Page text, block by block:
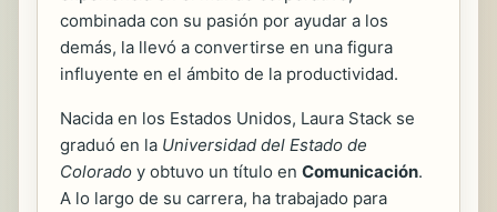
combinada con su pasión por ayudar a los
demás, la llevó a convertirse en una figura
influyente en el ámbito de la productividad.
Nacida en los Estados Unidos, Laura Stack se
graduó en la Universidad del Estado de
Colorado y obtuvo un título en Comunicación.
A lo largo de su carrera, ha trabajado para